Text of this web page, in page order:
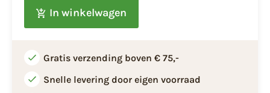
In winkelwagen
Gratis verzending boven € 75,-
Snelle levering door eigen voorraad